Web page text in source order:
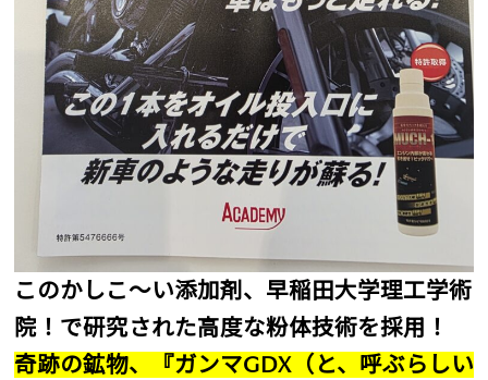
このかしこ～い添加剤、早稲田大学理工学術
院！で研究された高度な粉体技術を採用！
奇跡の鉱物、『ガンマGDX（と、呼ぶらしい